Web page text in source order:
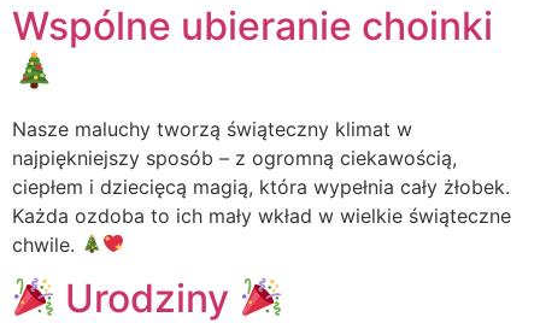
Wspólne ubieranie choinki
Nasze maluchy tworzą świąteczny klimat w
najpiękniejszy sposób – z ogromną ciekawością,
ciepłem i dziecięcą magią, która wypełnia cały żłobek.
Każda ozdoba to ich mały wkład w wielkie świąteczne
chwile.
Urodziny